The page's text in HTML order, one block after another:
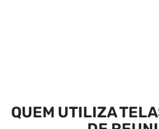
QUEM UTILIZA